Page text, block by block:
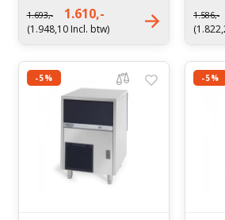
Gewicht: 37 kg
1.693,- 1.610,-
(1.948,10 Incl. btw)
1.586,-
-5% -5%